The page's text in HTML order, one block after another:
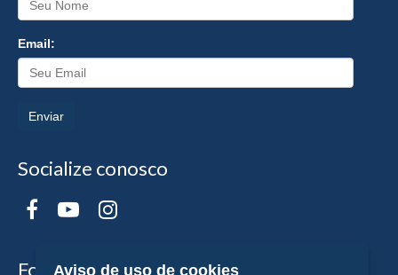
Email:
Enviar
Socialize conosco
Formas de Pagamento
Aviso de uso de cookies